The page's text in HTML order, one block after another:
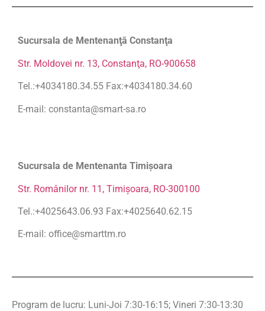
Sucursala de Mentenanţă Constanţa
Str. Moldovei nr. 13, Constanţa, RO-900658
Tel.:+4034180.34.55 Fax:+4034180.34.60
E-mail: constanta@smart-sa.ro
Sucursala de Mentenanta Timişoara
Str. Românilor nr. 11, Timişoara, RO-300100
Tel.:+4025643.06.93 Fax:+4025640.62.15
E-mail: office@smarttm.ro
Program de lucru: Luni-Joi 7:30-16:15; Vineri 7:30-13:30